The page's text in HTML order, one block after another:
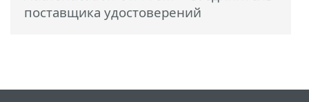
поставщика удостоверений